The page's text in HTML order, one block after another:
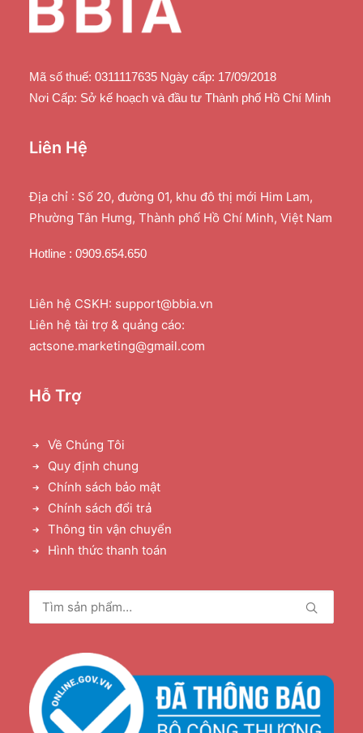
Mã số thuế: 0311117635 Ngày cấp: 17/09/2018
Nơi Cấp: Sở kế hoạch và đầu tư Thành phố Hồ Chí Minh
Liên Hệ
Địa chỉ : Số 20, đường 01, khu đô thị mới Him Lam,
Phường Tân Hưng, Thành phố Hồ Chí Minh, Việt Nam
Hotline : 0909.654.650
Liên hệ CSKH: support@bbia.vn
Liên hệ tài trợ & quảng cáo:
actsone.marketing@gmail.com
Hỗ Trợ
Về Chúng Tôi
Quy định chung
Chính sách bảo mật
Chính sách đổi trả
Thông tin vận chuyển
Hình thức thanh toán
Tìm
kiếm: